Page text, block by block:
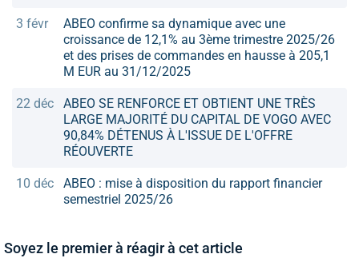
3 févr
ABEO confirme sa dynamique avec une
croissance de 12,1% au 3ème trimestre 2025/26
et des prises de commandes en hausse à 205,1
M EUR au 31/12/2025
22 déc
ABEO SE RENFORCE ET OBTIENT UNE TRÈS
LARGE MAJORITÉ DU CAPITAL DE VOGO AVEC
90,84% DÉTENUS À L'ISSUE DE L'OFFRE
RÉOUVERTE
10 déc
ABEO : mise à disposition du rapport financier
semestriel 2025/26
Soyez le premier à réagir à cet article